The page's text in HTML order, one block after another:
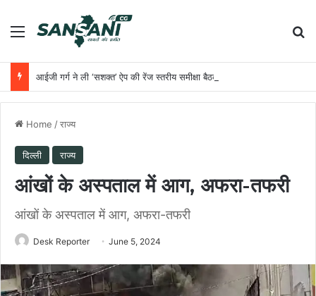
Menu
Home /राज्य
दिल्ली राज्य
आंखों के अस्पताल में आग, अफरा-तफरी
आंखों के अस्पताल में आग, अफरा-तफरी
Desk Reporter June 5, 2024